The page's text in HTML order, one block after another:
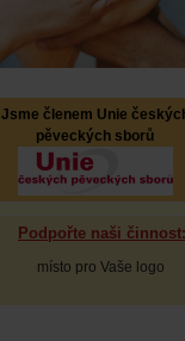
Jsme členem Unie
pěveckých sborů
Podpořte naši činnost:
místo pro Vaše logo